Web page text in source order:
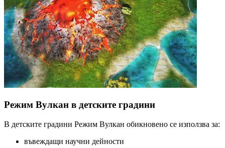
Режим Вулкан в детските градини
В детските градини Режим Вулкан обикновено се използва за:
въвеждащи научни дейности